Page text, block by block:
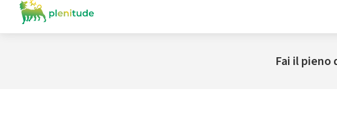
Fai il pieno